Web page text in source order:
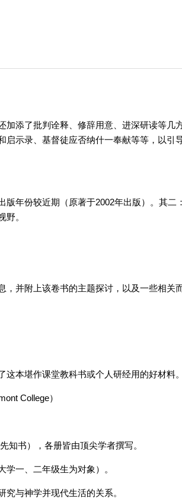
添了批判诠释、修辞用意、进深研读等
示录、基督徒应否纳什一奉献等等，以
年份较近期（原著于2002年出版）。其
。
并附上该卷书的主题探讨，以及一些相
本堪作课堂教科书或个人研经用的好材料
College）
知书），各册皆由顶尖学者撰写。
一、二年级生为对象）。
与神学并现代生活的关系。